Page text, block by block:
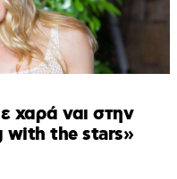
χαρά ναι στην
with the stars»